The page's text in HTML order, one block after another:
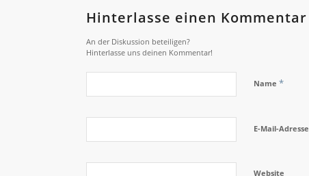
Hinterlasse einen Kommentar
An der Diskussion beteiligen?
Hinterlasse uns deinen Kommentar!
Name *
E-Mail-Adresse
Website